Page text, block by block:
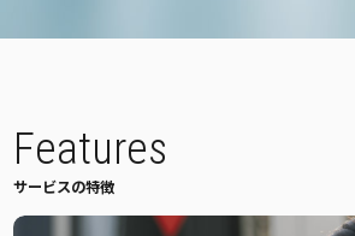
Features
サービスの特徴